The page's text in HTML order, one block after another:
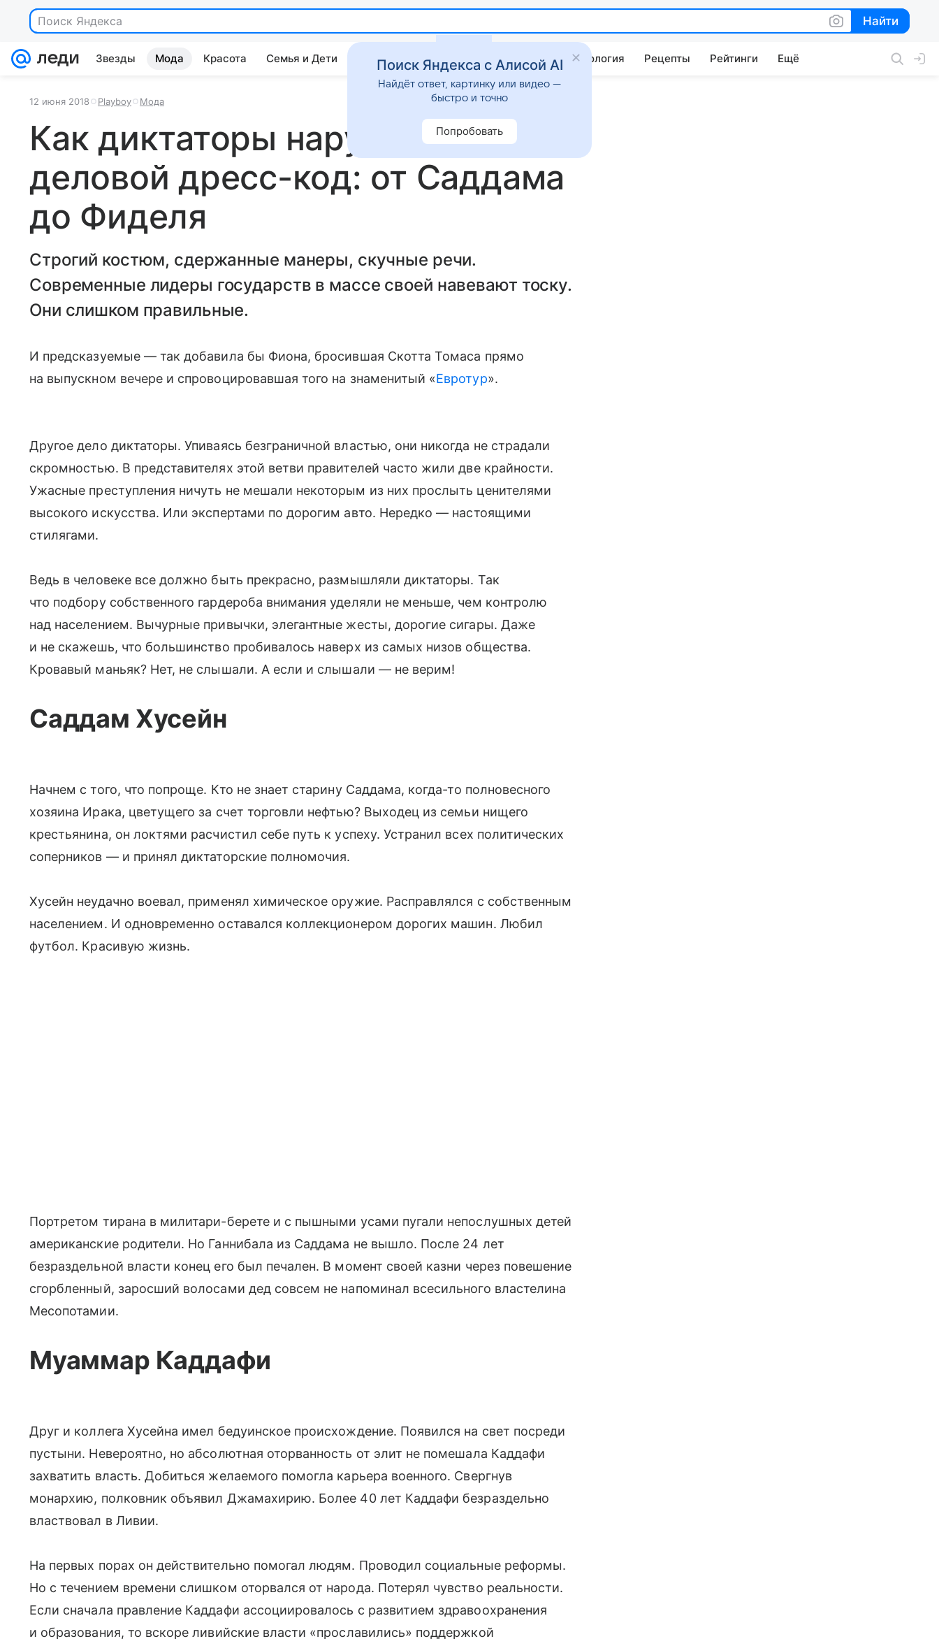
Поиск Яндекса Найти
Найти
Звезды Мода Красота Семья и Дети Дом Гороскопы Стиль жизни Психология Рецепты Рейтинги Ещё
12 июня 2018 Playboy Мода
Как диктаторы нарушают
деловой дресс-код: от Саддама
до Фиделя
Строгий костюм, сдержанные манеры, скучные речи.
Современные лидеры государств в массе своей навевают тоску.
Они слишком правильные.
И предсказуемые — так добавила бы Фиона, бросившая Скотта Томаса прямо
на выпускном вечере и спровоцировавшая того на знаменитый «Евротур».
Другое дело диктаторы. Упиваясь безграничной властью, они никогда не страдали
скромностью. В представителях этой ветви правителей часто жили две крайности.
Ужасные преступления ничуть не мешали некоторым из них прослыть ценителями
высокого искусства. Или экспертами по дорогим авто. Нередко — настоящими
стилягами.
Ведь в человеке все должно быть прекрасно, размышляли диктаторы. Так
что подбору собственного гардероба внимания уделяли не меньше, чем контролю
над населением. Вычурные привычки, элегантные жесты, дорогие сигары. Даже
и не скажешь, что большинство пробивалось наверх из самых низов общества.
Кровавый маньяк? Нет, не слышали. А если и слышали — не верим!
Саддам Хусейн
Начнем с того, что попроще. Кто не знает старину Саддама, когда-то полновесного
хозяина Ирака, цветущего за счет торговли нефтью? Выходец из семьи нищего
крестьянина, он локтями расчистил себе путь к успеху. Устранил всех политических
соперников — и принял диктаторские полномочия.
Хусейн неудачно воевал, применял химическое оружие. Расправлялся с собственным
населением. И одновременно оставался коллекционером дорогих машин. Любил
футбол. Красивую жизнь.
Портретом тирана в милитари-берете и с пышными усами пугали непослушных детей
американские родители. Но Ганнибала из Саддама не вышло. После 24 лет
безраздельной власти конец его был печален. В момент своей казни через повешение
сгорбленный, заросший волосами дед совсем не напоминал всесильного властелина
Месопотамии.
Муаммар Каддафи
Друг и коллега Хусейна имел бедуинское происхождение. Появился на свет посреди
пустыни. Невероятно, но абсолютная оторванность от элит не помешала Каддафи
захватить власть. Добиться желаемого помогла карьера военного. Свергнув
монархию, полковник объявил Джамахирию. Более 40 лет Каддафи безраздельно
властвовал в Ливии.
На первых порах он действительно помогал людям. Проводил социальные реформы.
Но с течением времени слишком оторвался от народа. Потерял чувство реальности.
Если сначала правление Каддафи ассоциировалось с развитием здравоохранения
и образования, то вскоре ливийские власти «прославились» поддержкой
Поиск Яндекса с Алисой AI
Найдёт ответ, картинку или видео —
быстро и точно
Попробовать